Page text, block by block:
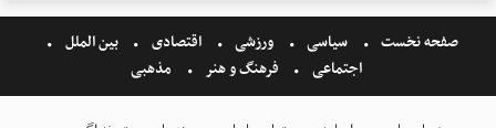
صفحه نخست سیاسی ورزشی اقتصادی
بین الملل
اجتماعی
فرهنگ و هنر مذهبی